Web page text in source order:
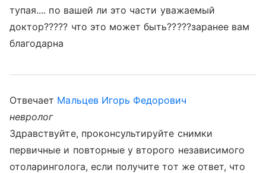
тупая.... по вашей ли это части уважаемый
доктор????? что это может быть?????заранее вам
благодарна
Отвечает Мальцев Игорь Федорович
невролог
Здравствуйте, проконсультируйте снимки
первичные и повторные у второго независимого
отоларинголога, если получите тот же ответ, что